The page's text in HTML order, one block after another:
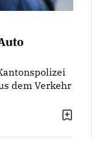
dem Verkehr